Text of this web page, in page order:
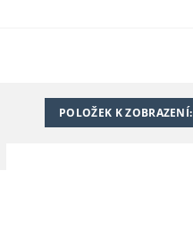
POLOŽEK K ZOBRAZENÍ: